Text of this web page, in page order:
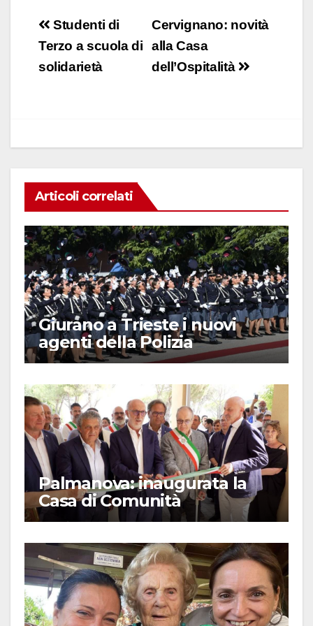
c
e
b
s
k
e
dI
ail n
di
vi
Navigazione
articoli
Cervignano: novità
alla Casa
dell’Ospitalità
Studenti di
Terzo a scuola di
solidarietà
Articoli correlati
Giurano a Trieste i nuovi
agenti della Polizia
Palmanova: inaugurata la
Casa di Comunità